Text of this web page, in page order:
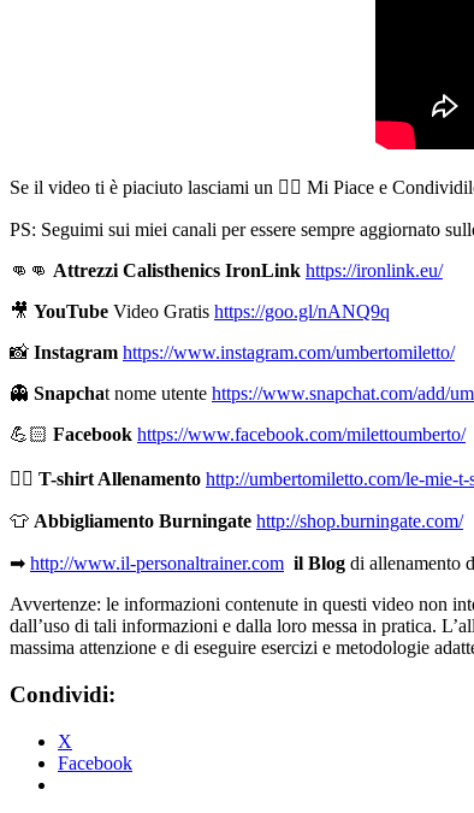
Se il video ti è piaciuto lasciami un 👍🏻 Mi Piace e
PS: Seguimi sui miei canali per essere sempre aggiornato
👊👊 Attrezzi Calisthenics IronLink https://ironlink.eu/
🎥 YouTube Video Gratis https://goo.gl/nANQ9q
📸 Instagram https://www.instagram.com/umbertomiletto/
👻 Snapchat nome utente https://www.snapchat.com/add/
💪🏻 Facebook https://www.facebook.com/milettoumberto/
🏋🏻 T-shirt Allenamento http://umbertomiletto.com/le-mie-t-
👕 Abbigliamento Burningate http://shop.burningate.com/
➡ http://www.il-personaltrainer.com il Blog di allenamento
Avvertenze: le informazioni contenute in questi video non
dall’uso di tali informazioni e dalla loro messa in pratica.
massima attenzione e di eseguire esercizi e metodologie
Condividi:
X
Facebook